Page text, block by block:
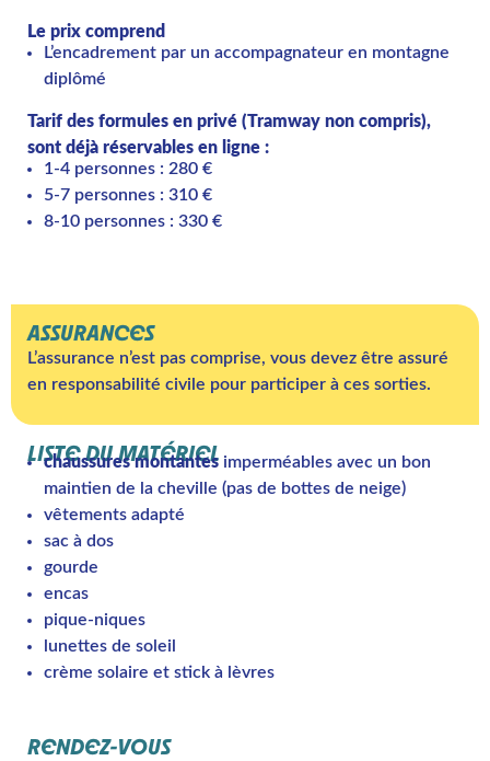
Le prix comprend
L’encadrement par un accompagnateur en montagne
diplômé
Tarif des formules en privé (Tramway non compris),
sont déjà réservables en ligne :
1-4 personnes : 280 €
5-7 personnes : 310 €
8-10 personnes : 330 €
ASSURANCES
L’assurance n’est pas comprise, vous devez être assuré
en responsabilité civile pour participer à ces sorties.
LISTE DU MATÉRIEL
chaussures montantes imperméables avec un bon
maintien de la cheville (pas de bottes de neige)
vêtements adapté
sac à dos
gourde
encas
pique-niques
lunettes de soleil
crème solaire et stick à lèvres
RENDEZ-VOUS